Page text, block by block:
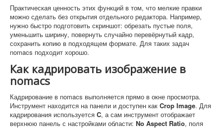
Практическая ценность этих функций в том, что мелкие правки
можно сделать без открытия отдельного редактора. Например,
нужно быстро подготовить скриншот: обрезать пустые поля,
уменьшить ширину, повернуть случайно перевёрнутый кадр,
сохранить копию в подходящем формате. Для таких задач
nomacs подходит хорошо.
Как кадрировать изображение в
nomacs
Кадрирование в nomacs выполняется прямо в окне просмотра.
Инструмент находится на панели и доступен как Crop Image. Для
кадрирования используется C, а сам инструмент отображает
верхнюю панель с настройками области: No Aspect Ratio, поля